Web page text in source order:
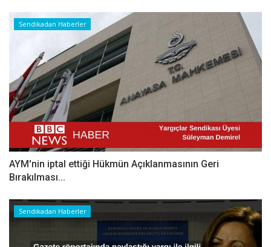
Sendikadan Haberler
AYM'nin iptal ettiği Hükmün Açıklanmasının Geri
Bırakılması...
Sendikadan Haberler